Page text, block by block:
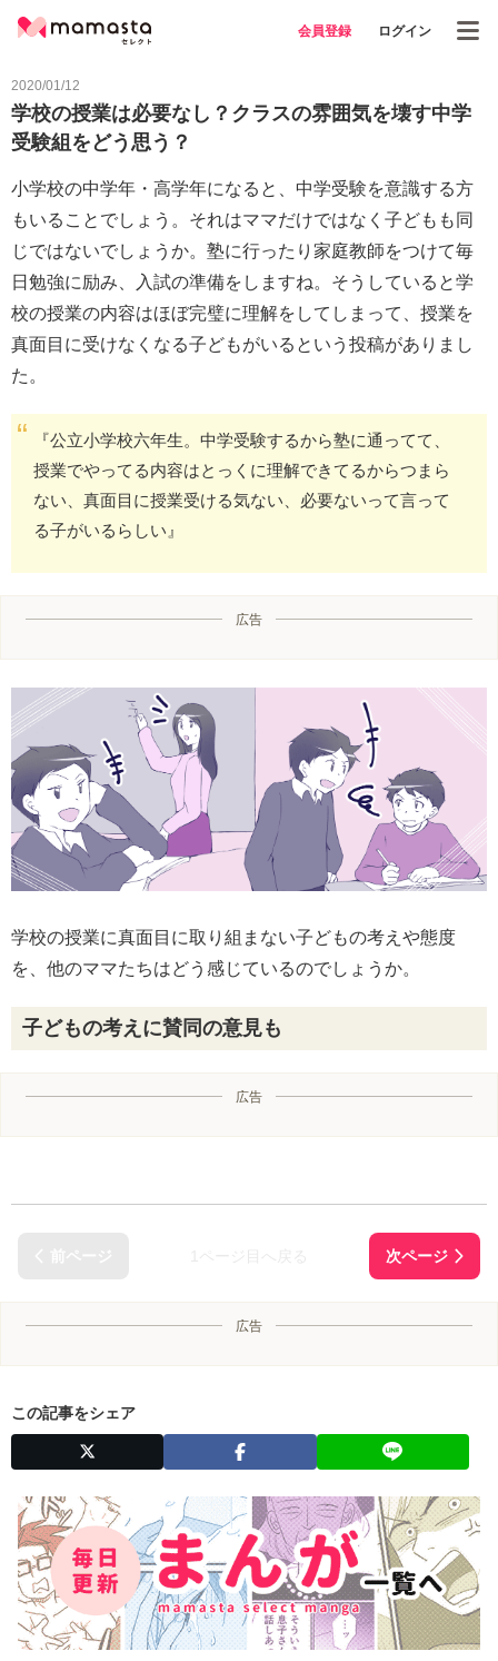
会員登録 ログイン
2020/01/12
学校の授業は必要なし？クラスの雰囲気を壊す中学
受験組をどう思う？
小学校の中学年・高学年になると、中学受験を意識する方
もいることでしょう。それはママだけではなく子どもも同
じではないでしょうか。塾に行ったり家庭教師をつけて毎
日勉強に励み、入試の準備をしますね。そうしていると学
校の授業の内容はほぼ完璧に理解をしてしまって、授業を
真面目に受けなくなる子どもがいるという投稿がありまし
た。
『公立小学校六年生。中学受験するから塾に通ってて、
授業でやってる内容はとっくに理解できてるからつまら
ない、真面目に授業受ける気ない、必要ないって言って
る子がいるらしい』
広告
学校の授業に真面目に取り組まない子どもの考えや態度
を、他のママたちはどう感じているのでしょうか。
子どもの考えに賛同の意見も
広告
広告
この記事をシェア